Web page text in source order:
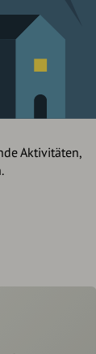
Aktivitäten,